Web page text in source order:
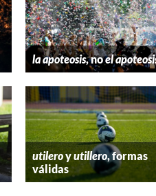
la apoteosis, noel
utileroyutillero, formas
válidas